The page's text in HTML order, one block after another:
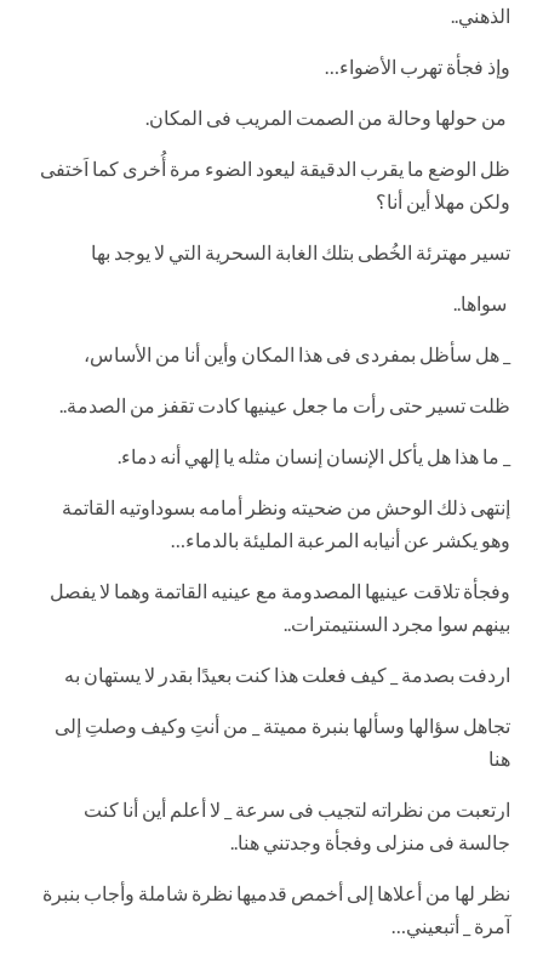
الذهني..
وإذ فجأة تهرب الأضواء…
من حولها وحالة من الصمت المريب فى المكان.
ظل الوضع ما يقرب الدقيقة ليعود الضوء مرة أُخرى كما اَختفى
ولكن مهلا أين أنا؟
تسير مهترئة الخُطى بتلك الغابة السحرية التي لا يوجد بها
سواها..
_ هل سأظل بمفردى فى هذا المكان وأين أنا من الأساس،
ظلت تسير حتى رأت ما جعل عينيها كادت تقفز من الصدمة..
_ ما هذا هل يأكل الإنسان إنسان مثله يا إلهي أنه دماء.
إنتهى ذلك الوحش من ضحيته ونظر أمامه بسوداوتيه القاتمة
وهو يكشر عن أنيابه المرعبة المليئة بالدماء…
وفجأة تلاقت عينيها المصدومة مع عينيه القاتمة وهما لا يفصل
بينهم سوا مجرد السنتيمترات..
اردفت بصدمة _ كيف فعلت هذا كنت بعيدًا بقدر لا يستهان به
تجاهل سؤالها وسألها بنبرة مميتة _ من أنتِ وكيف وصلتِ إلى
هنا
ارتعبت من نظراته لتجيب فى سرعة _ لا أعلم أين أنا كنت
جالسة فى منزلى وفجأة وجدتني هنا..
نظر لها من أعلاها إلى أخمص قدميها نظرة شاملة وأجاب بنبرة
آمرة _ أتبعيني…